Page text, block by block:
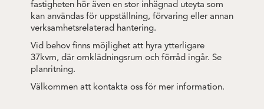
fastigheten hör även en stor inhägnad uteyta som
kan användas för uppställning, förvaring eller annan
verksamhetsrelaterad hantering.
Vid behov finns möjlighet att hyra ytterligare
37kvm, där omklädningsrum och förråd ingår. Se
planritning.
Välkommen att kontakta oss för mer information.